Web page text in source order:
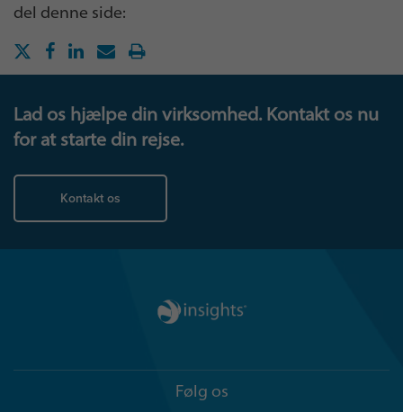
del denne side:
Lad os hjælpe din virksomhed. Kontakt os nu
for at starte din rejse.
Kontakt os
Følg os